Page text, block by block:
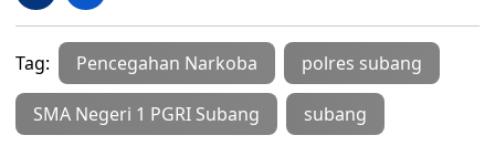
Tag: Pencegahan Narkoba polres subang
SMA Negeri 1 PGRI Subang subang